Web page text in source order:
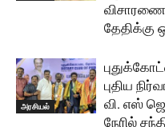
தேதிக்கு
அரசியல்
புதிய
வி. எஸ்
நேரில்